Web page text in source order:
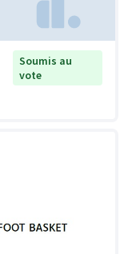
Soumis au
vote